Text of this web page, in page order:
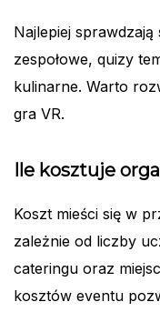
Najlepiej
zespołowe, quizy
kulinarne. Warto
gra VR.
Ile kosztuje
Koszt mieści się w
zależnie od liczby
cateringu oraz
kosztów eventu